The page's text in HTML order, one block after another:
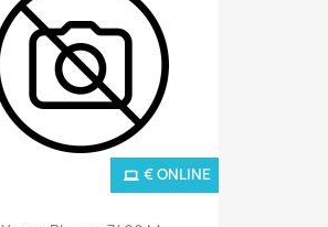
€ ONLINE